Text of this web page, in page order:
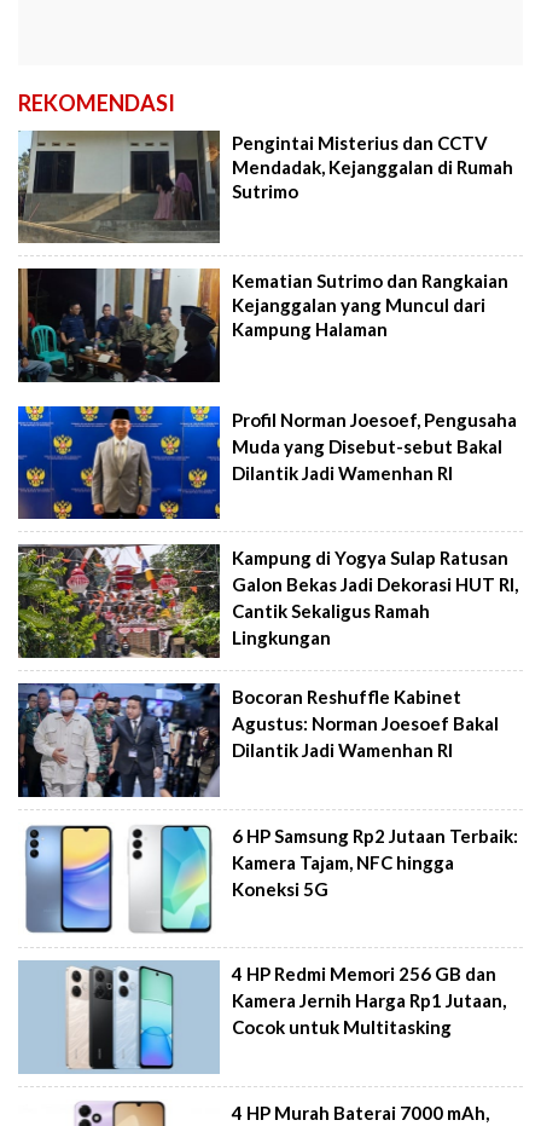
REKOMENDASI
Pengintai Misterius dan CCTV
Mendadak, Kejanggalan di Rumah
Sutrimo
Kematian Sutrimo dan Rangkaian
Kejanggalan yang Muncul dari
Kampung Halaman
Profil Norman Joesoef, Pengusaha
Muda yang Disebut-sebut Bakal
Dilantik Jadi Wamenhan RI
Kampung di Yogya Sulap Ratusan
Galon Bekas Jadi Dekorasi HUT RI,
Cantik Sekaligus Ramah
Lingkungan
Bocoran Reshuffle Kabinet
Agustus: Norman Joesoef Bakal
Dilantik Jadi Wamenhan RI
6 HP Samsung Rp2 Jutaan Terbaik:
Kamera Tajam, NFC hingga
Koneksi 5G
4 HP Redmi Memori 256 GB dan
Kamera Jernih Harga Rp1 Jutaan,
Cocok untuk Multitasking
4 HP Murah Baterai 7000 mAh,